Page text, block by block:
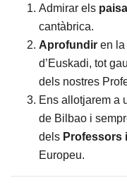
Admirar els
cantàbrica.
Aprofundir en la
d’Euskadi, tot
dels nostres
Ens allotjarem a
de Bilbao i
dels Professors
Europeu.